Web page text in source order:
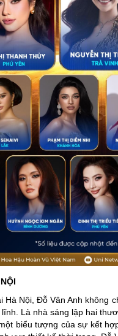
Hà Nội, Đỗ Vân Anh không
Là nhà sáng lập hai
biểu tượng của sự kết